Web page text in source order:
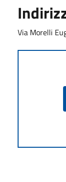
Via Morelli